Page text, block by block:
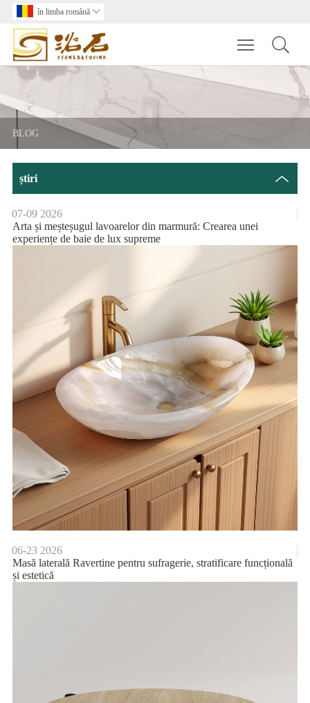
în limba română 
Toggle
BLOG
știri
07-09 2026
Arta și meșteșugul lavoarelor din marmură: Crearea unei
experiențe de baie de lux supreme
06-23 2026
Masă laterală Ravertine pentru sufragerie, stratificare funcțională
și estetică